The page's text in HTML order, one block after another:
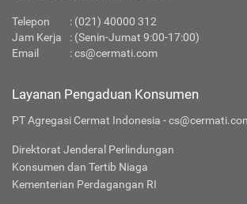
Telepon : (021) 40000 312
Jam Kerja
: (Senin-Jumat 9:00-17:00)
Email
:cs@cermati.com
Layanan Pengaduan Konsumen
PT Agregasi Cermat Indonesia -
Direktorat Jenderal Perlindungan
Konsumen dan Tertib Niaga
Kementerian Perdagangan RI